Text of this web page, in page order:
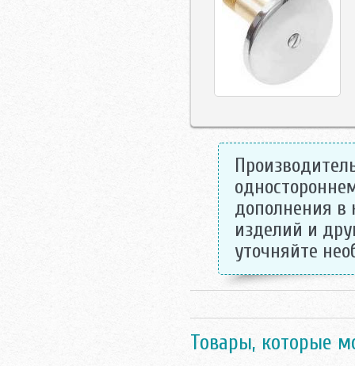
дополнения
изделий и
уточняйте
Товары, которые